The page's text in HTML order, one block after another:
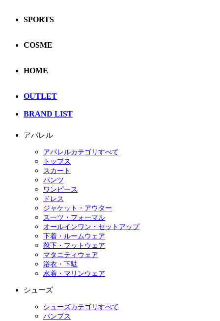
SPORTS
COSME
HOME
OUTLET
BRAND LIST
アパレル
アパレルカテゴリすべて
トップス
スカート
パンツ
ワンピース
ドレス
ジャケット・アウター
スーツ・フォーマル
オールインワン・セットアップ
下着・ルームウェア
靴下・フットウェア
マタニティウェア
浴衣・下駄
水着・マリンウェア
シューズ
シューズカテゴリすべて
パンプス